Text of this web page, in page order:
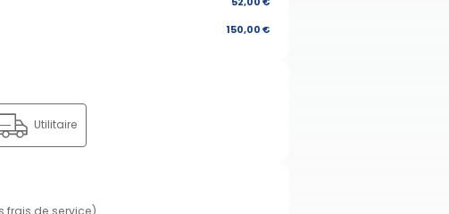
150,00 €
Utilitaire
frais de service)